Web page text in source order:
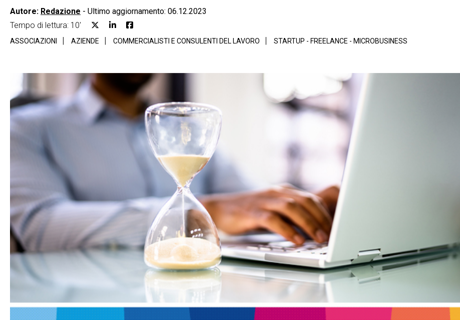
Autore: Redazione - Ultimo aggiornamento: 06.12.2023
Tempo di lettura: 10'
ASSOCIAZIONI AZIENDE COMMERCIALISTI E CONSULENTI DEL LAVORO STARTUP - FREELANCE - MICROBUSINESS